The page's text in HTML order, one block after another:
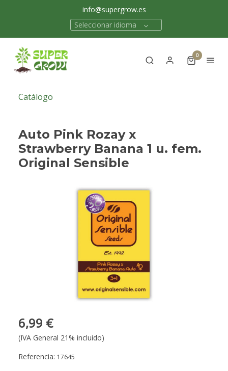
info@supergrow.es
Seleccionar idioma
0
Catálogo
Auto Pink Rozay x
Strawberry Banana 1 u. fem.
Original Sensible
6,99 €
(IVA General 21% incluido)
Referencia: 17645